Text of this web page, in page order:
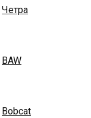
Четра
BAW
Bobcat